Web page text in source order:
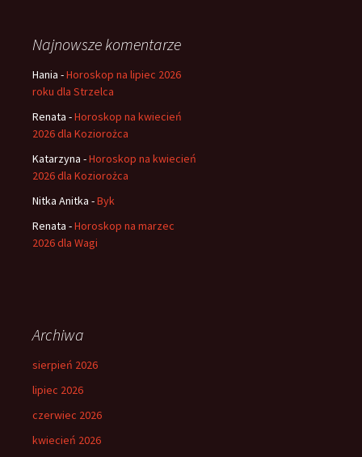
Najnowsze komentarze
Hania -Horoskop na lipiec 2026
roku dla Strzelca
Renata -Horoskop na kwiecień
2026 dla Koziorożca
Katarzyna -Horoskop na kwiecień
2026 dla Koziorożca
Nitka Anitka -Byk
Renata -Horoskop na marzec
2026 dla Wagi
Archiwa
sierpień 2026
lipiec 2026
czerwiec 2026
kwiecień 2026